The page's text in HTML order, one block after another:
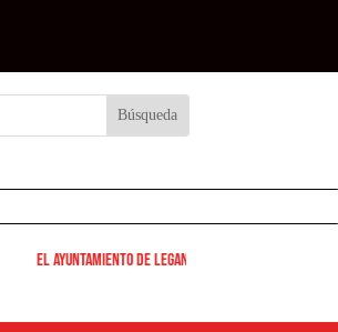
El Ayuntamiento de Leganés pone en marcha los